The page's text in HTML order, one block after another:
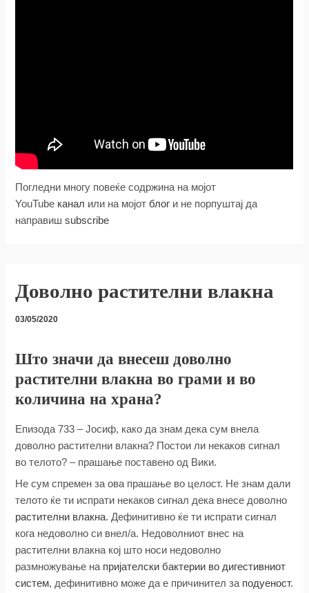
Погледни многу повеќе содржина на мојот
YouTube канал или на мојот блог и не порпуштај да
направишsubscribe
Доволно растителни влакна
03/05/2020
Што значи да внесеш доволно
растителни влакна во грами и во
количина на храна?
Епизода 733 – Јосиф, како да знам дека сум внела
доволно растителни влакна? Постои ли некаков сигнал
во телото? – прашање поставено од Вики.
Не сум спремен за ова прашање во целост. Не знам дали
телото ќе ти испрати некаков сигнал дека внесе доволно
растителни влакна. Дефинитивно ќе ти испрати сигнал
кога недоволно си внел/а. Недоволниот внес на
растителни влакна кој што носи недоволно
размножување на пријателски бактерии во дигестивниот
систем, дефинитивно може да е причинител за подуеност.